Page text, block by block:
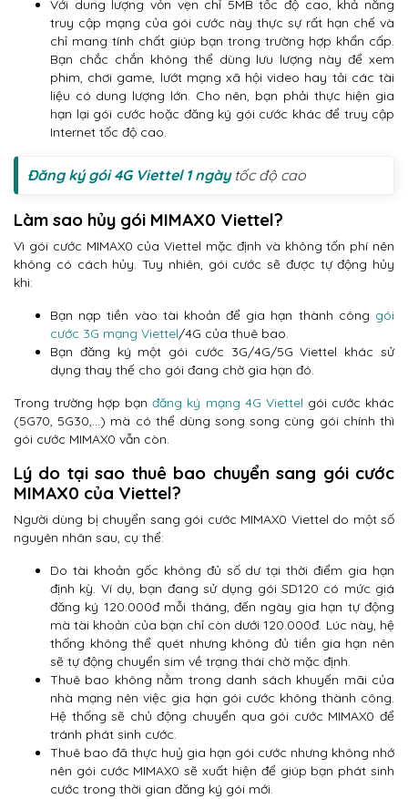
Với dung lượng vỏn vẹn chỉ 5MB tốc độ cao, khả năng
truy cập mạng của gói cước này thực sự rất hạn chế và
chỉ mang tính chất giúp bạn trong trường hợp khẩn cấp.
Bạn chắc chắn không thể dùng lưu lượng này để xem
phim, chơi game, lướt mạng xã hội video hay tải các tài
liệu có dung lượng lớn. Cho nên, bạn phải thực hiện gia
hạn lại gói cước hoặc đăng ký gói cước khác để truy cập
Internet tốc độ cao.
Đăng ký gói 4G Viettel 1 ngàytốc độ cao
Làm sao hủy gói MIMAX0 Viettel?
Vì gói cước MIMAX0 của Viettel mặc định và không tốn phí nên
không có cách hủy. Tuy nhiên, gói cước sẽ được tự động hủy
khi:
Bạn nạp tiền vào tài khoản để gia hạn thành công gói
cước 3G mạng Viettel/4G của thuê bao.
Bạn đăng ký một gói cước 3G/4G/5G Viettel khác sử
dụng thay thế cho gói đang chờ gia hạn đó.
Trong trường hợp bạnđăng ký mạng 4G Viettel gói cước khác
(5G70, 5G30,…) mà có thể dùng song song cùng gói chính thì
gói cước MIMAX0 vẫn còn.
Lý do tại sao thuê bao chuyển sang gói cước
MIMAX0 của Viettel?
Người dùng bị chuyển sang gói cước MIMAX0 Viettel do một số
nguyên nhân sau, cụ thể:
Do tài khoản gốc không đủ số dư tại thời điểm gia hạn
định kỳ. Ví dụ, bạn đang sử dụng gói SD120 có mức giá
đăng ký 120.000đ mỗi tháng, đến ngày gia hạn tự động
mà tài khoản của bạn chỉ còn dưới 120.000đ. Lúc này, hệ
thống không thể quét nhưng không đủ tiền gia hạn nên
sẽ tự động chuyển sim về trạng thái chờ mặc định.
Thuê bao không nằm trong danh sách khuyến mãi của
nhà mạng nên việc gia hạn gói cước không thành công.
Hệ thống sẽ chủ động chuyển qua gói cước MIMAX0 để
tránh phát sinh cước.
Thuê bao đã thực huỷ gia hạn gói cước nhưng không nhớ
nên gói cước MIMAX0 sẽ xuất hiện để giúp bạn phát sinh
cước trong thời gian đăng ký gói mới.